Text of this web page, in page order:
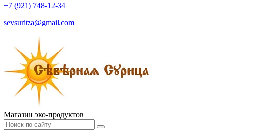
+7 (921) 748-12-34
sevsuritza@gmail.com
Магазин эко-продуктов